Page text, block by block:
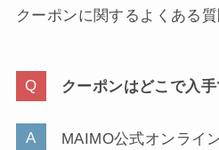
クーポンに関するよくある質
クーポンはどこで入手
MAIMO公式オンライ